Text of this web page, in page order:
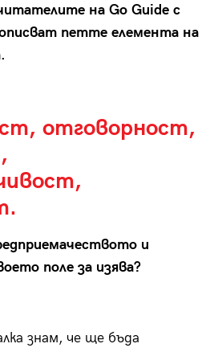
на Go Guide с
петте елемента на
отговорност,
и
поле за изява?
знам, че ще бъда